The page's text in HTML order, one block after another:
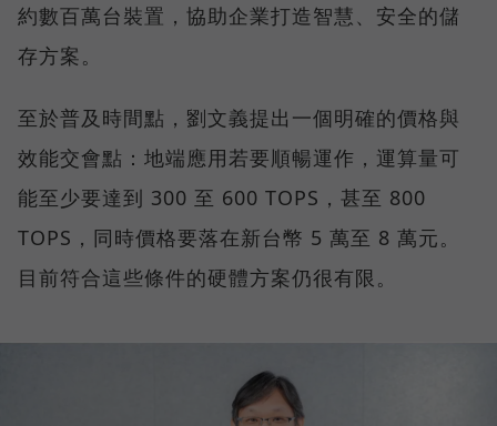
約數百萬台裝置，協助企業打造智慧、安全的儲
存方案。
至於普及時間點，劉文義提出一個明確的價格與
效能交會點：地端應用若要順暢運作，運算量可
能至少要達到 300 至 600 TOPS，甚至 800
TOPS，同時價格要落在新台幣 5 萬至 8 萬元。
目前符合這些條件的硬體方案仍很有限。